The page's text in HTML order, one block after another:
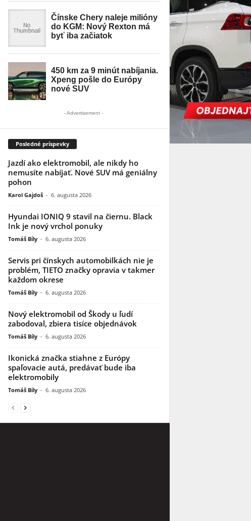
- Advertisement -
Posledné príspevky
Jazdí ako elektromobil, ale nikdy ho
nemusíte nabíjať. Nové SUV má geniálny
pohon
Karol Gajdoš - 6. augusta 2026
Hyundai IONIQ 9 stavil na čiernu. Black
Ink je nový vrchol ponuky
Tomáš Bíly - 6. augusta 2026
Servis pri čínskych automobilkách nie je
problém, TIETO značky opravia v takmer
každom okrese
Tomáš Bíly - 6. augusta 2026
Nový elektromobil od Škody u ľudí
zabodoval, zbiera tisíce objednávok
Tomáš Bíly - 6. augusta 2026
Ikonická značka stiahne z Európy
spaľovacie autá, predávať bude iba
elektromobily
Tomáš Bíly - 6. augusta 2026